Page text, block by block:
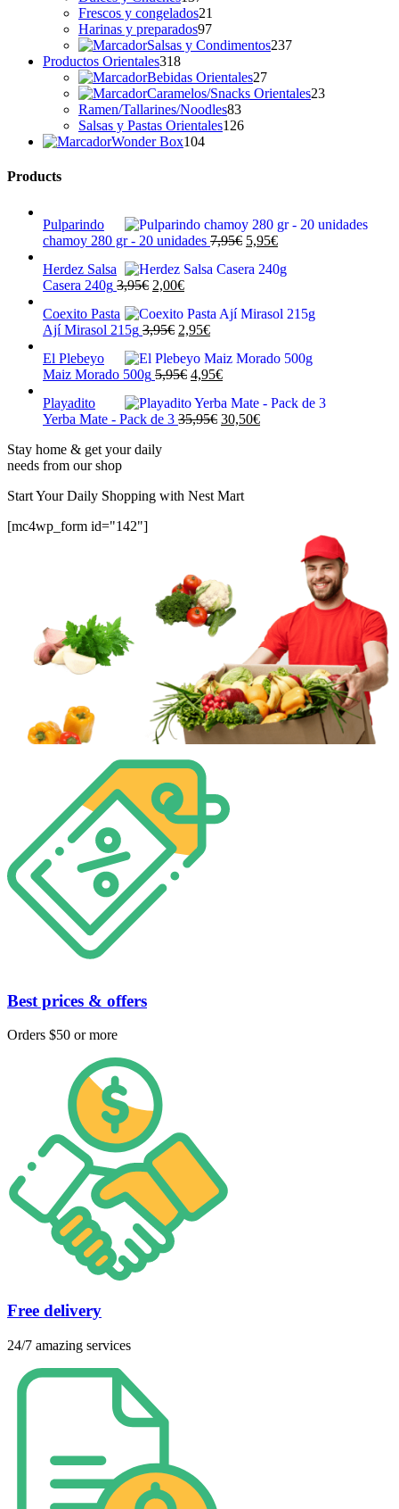
productos
Frescos y congelados21
Harinas y preparados9797
productos
Salsas y Condimentos237237
Productos Orientales318318
productos
Bebidas Orientales2727
productos
Caramelos/Snacks Orientales2323
Ramen/Tallarines/Noodles8383
productos
Salsas y Pastas Orientales126126
Wonder Box104104
Products
Pulparindo
chamoy 280 gr - 20 unidades 7,95€ El
original
5,95€El
actual
Herdez Salsa
Casera 240g 3,95€ El
original
era:
2,00€El
actual
es:
Coexito Pasta
Ají Mirasol 215g 3,95€ El
original
era:
2,95€El
actual
es:
El Plebeyo
Maiz Morado 500g 5,95€ El
original
era:
4,95€El
actual
es:
Playadito
Yerba Mate - Pack de 3 35,95€ El
30,50€El
Stay home & get your daily
needs from our shop
Start Your Daily Shopping with Nest Mart
[mc4wp_form id="142"]
Best prices & offers
Orders $50 or more
Free delivery
24/7 amazing services